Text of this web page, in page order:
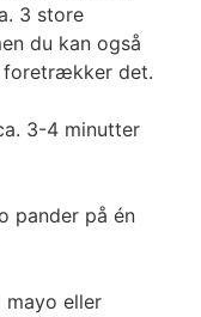
3 store
du kan også
foretrækker det.
3-4 minutter
pander på én
mayo eller